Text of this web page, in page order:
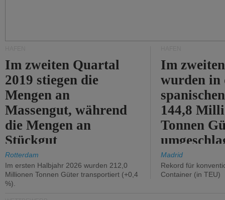
Im zweiten Quartal
2019 stiegen die
Mengen an
Massengut, während
die Mengen an
Stückgut
zurückgingen.
Rotterdam
Im ersten Halbjahr 2026 wurden 212,0
Millionen Tonnen Güter transportiert (+0,4
%).
Im
wurden in
144,8
Tonnen
%).
Madrid
Rekord für
Container (in TEU)